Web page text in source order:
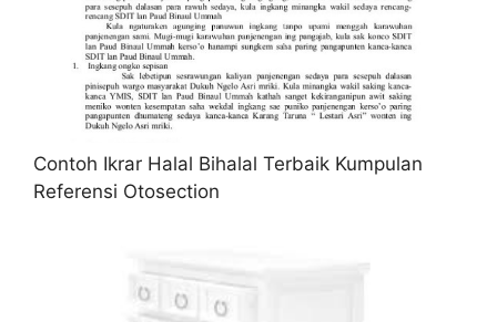
Contoh Ikrar Halal Bihalal Terbaik Kumpulan
Referensi Otosection